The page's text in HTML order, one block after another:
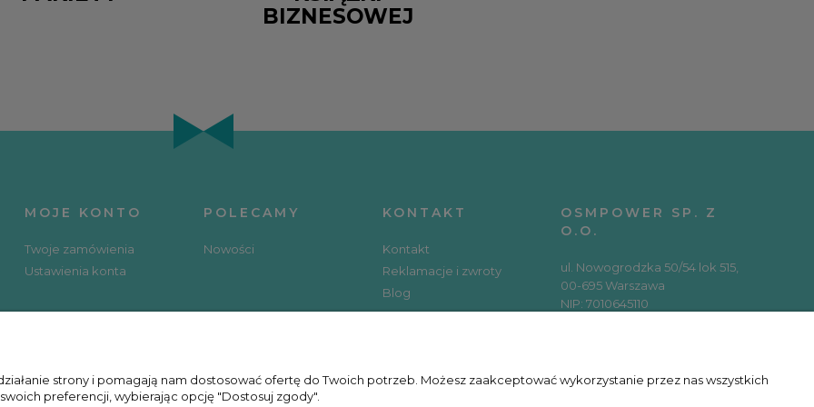
BIZNESOWEJ
MOJE KONTO
Twoje zamówienia
Ustawienia konta
POLECAMY
Nowości
KONTAKT
Kontakt
Reklamacje i zwroty
Blog
OSMPOWER SP. Z
O.O.
ul. Nowogrodzka 50/54 lok 515,
00-695 Warszawa
NIP: 7010645110
strony i pomagają nam dostosować ofertę do Twoich potrzeb. Możesz zaakceptować wykorzystanie przez nas wszystkich
preferencji, wybierając opcję "Dostosuj zgody".